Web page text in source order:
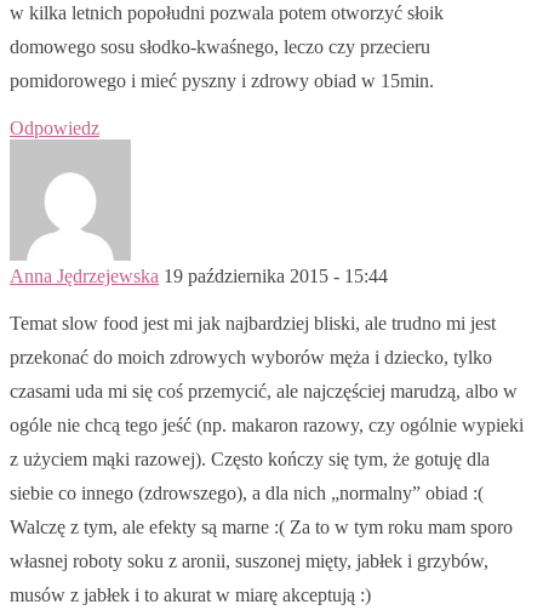
w kilka letnich popołudni pozwala potem otworzyć słoik
domowego sosu słodko-kwaśnego, leczo czy przecieru
pomidorowego i mieć pyszny i zdrowy obiad w 15min.
Odpowiedz
Anna Jędrzejewska 19 października 2015 - 15:44
Temat slow food jest mi jak najbardziej bliski, ale trudno mi jest
przekonać do moich zdrowych wyborów męża i dziecko, tylko
czasami uda mi się coś przemycić, ale najczęściej marudzą, albo w
ogóle nie chcą tego jeść (np. makaron razowy, czy ogólnie wypieki
z użyciem mąki razowej). Często kończy się tym, że gotuję dla
siebie co innego (zdrowszego), a dla nich „normalny” obiad :(
Walczę z tym, ale efekty są marne :( Za to w tym roku mam sporo
własnej roboty soku z aronii, suszonej mięty, jabłek i grzybów,
musów z jabłek i to akurat w miarę akceptują :)